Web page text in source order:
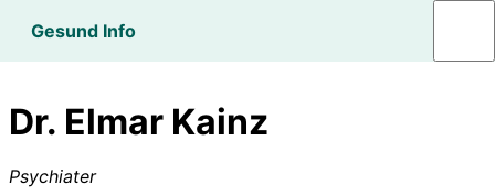
Gesund Info
Dr. Elmar Kainz
Psychiater